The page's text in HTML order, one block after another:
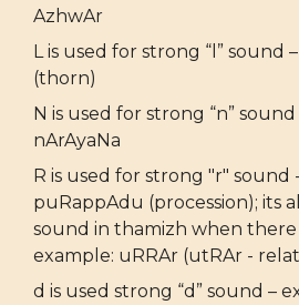
AzhwAr
L is used for strong “l” sound
(thorn)
N is used for strong “n”
nArAyaNa
R is used for strong "r" sound
puRappAdu (procession); its
sound in thamizh when there
example: uRRAr (utRAr -
d is used strong “d” sound –